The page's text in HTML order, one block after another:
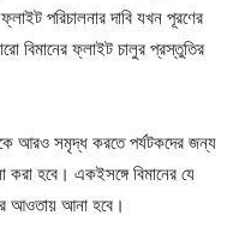
পরিচালনার দাবি যখন পূরণের
বিমানের ফ্লাইট চালুর প্রস্তুতির
আরও সমৃদ্ধ করতে পর্যটকদের জন্য
হবে। একইসঙ্গে বিমানের যে
আওতায় আনা হবে।